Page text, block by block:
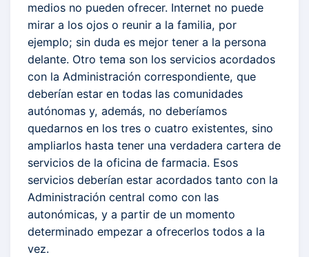
medios no pueden ofrecer. Internet no puede
mirar a los ojos o reunir a la familia, por
ejemplo; sin duda es mejor tener a la persona
delante. Otro tema son los servicios acordados
con la Administración correspondiente, que
deberían estar en todas las comunidades
autónomas y, además, no deberíamos
quedarnos en los tres o cuatro existentes, sino
ampliarlos hasta tener una verdadera cartera de
servicios de la oficina de farmacia. Esos
servicios deberían estar acordados tanto con la
Administración central como con las
autonómicas, y a partir de un momento
determinado empezar a ofrecerlos todos a la
vez.